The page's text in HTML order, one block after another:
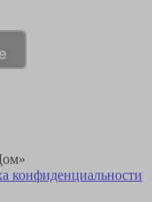
конфиденциальности